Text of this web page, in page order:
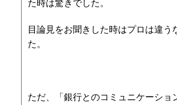
た時は驚きでした。
目論見をお聞きした時はプロは違う
た。
ただ、「銀行とのコミュニケーショ